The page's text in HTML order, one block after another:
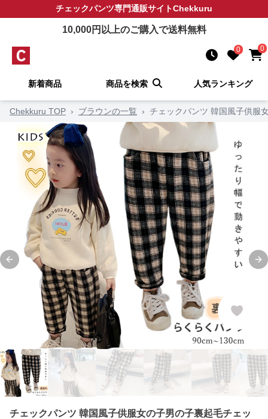
チェックパンツ専門通販サイトChekkuru
10,000円以上のご購入で送料無料
0 0
新着商品 商品を検索 人気ランキング
Chekkuru TOP › ブラウンの一覧 › チェックパンツ 韓国風子供服
Previous slide
チェックパンツ 韓国風子供服女の子男の子裏起毛チェッ